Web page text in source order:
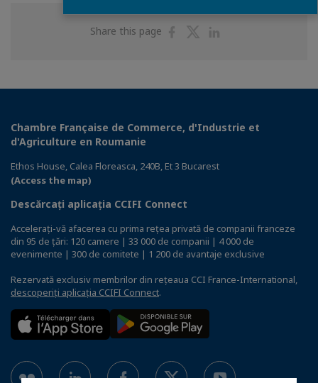
Share this page
ShareShare
Chambre Française de Commerce, d'Industrie et
d'Agriculture en Roumanie
Ethos House, Calea Floreasca, 240B, Et 3 Bucarest
(Access the map)
Descărcați aplicația CCIFI Connect
Accelerați-vă afacerea cu prima rețea privată de companii franceze
din 95 de țări: 120 camere | 33 000 de companii | 4 000 de
evenimente | 300 de comitete | 1 200 de avantaje exclusive
Rezervată exclusiv membrilor din rețeaua CCI France-International,
descoperiți aplicația CCIFI Connect.